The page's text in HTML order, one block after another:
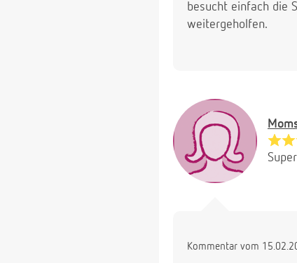
besucht einfach die
weitergeholfen.
Kommentar vom